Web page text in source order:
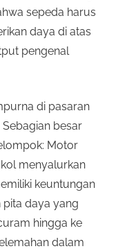
sepeda harus
daya di atas
pengenal
di pasaran
besar
Motor
menyalurkan
keuntungan
daya yang
hingga ke
dalam